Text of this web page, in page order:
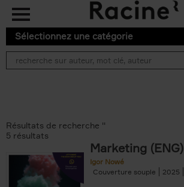
Aller au contenu principal
Sélectionnez une catégorie
Résultats de recherche ''
5 résultats
Marketing (ENG)
Igor Nowé
Couverture souple
2025